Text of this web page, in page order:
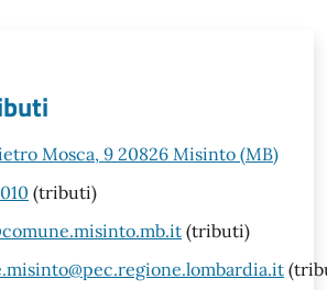
Mosca, 9 20826 Misinto (MB)
(tributi)
(tributi)